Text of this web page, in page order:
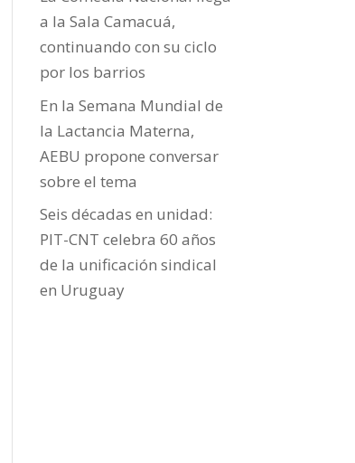
a la Sala Camacuá,
continuando con su ciclo
por los barrios
En la Semana Mundial de
la Lactancia Materna,
AEBU propone conversar
sobre el tema
Seis décadas en unidad:
PIT-CNT celebra 60 años
de la unificación sindical
en Uruguay